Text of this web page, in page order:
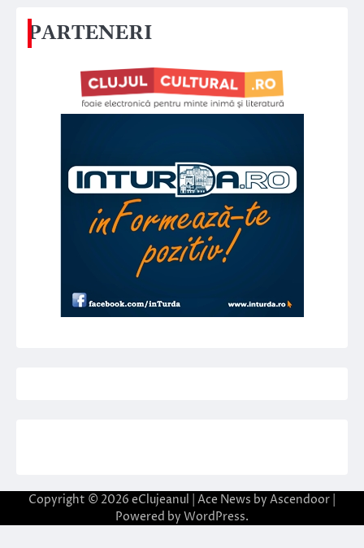
PARTENERI
Copyright © 2026 eClujeanul | Ace News by Ascendoor
Powered by WordPress.